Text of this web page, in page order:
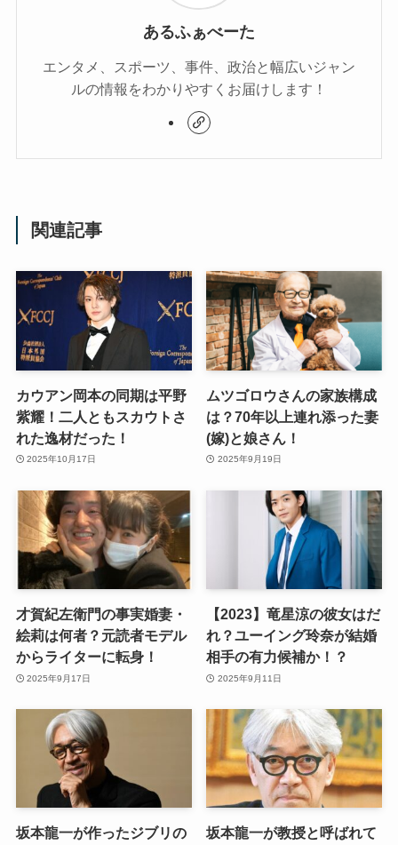
あるふぁべーた
エンタメ、スポーツ、事件、政治と幅広いジャン
ルの情報をわかりやすくお届けします！
関連記事
カウアン岡本の同期は平野
紫耀！二人ともスカウトさ
れた逸材だった！
2025年10月17日
ムツゴロウさんの家族構成
は？70年以上連れ添った妻
(嫁)と娘さん！
2025年9月19日
才賀紀左衛門の事実婚妻・
絵莉は何者？元読者モデル
からライターに転身！
2025年9月17日
【2023】竜星涼の彼女はだ
れ？ユーイング玲奈が結婚
相手の有力候補か！？
2025年9月11日
坂本龍一が作ったジブリの
坂本龍一が教授と呼ばれて